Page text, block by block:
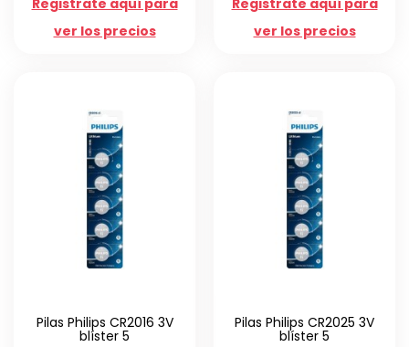
ver los precios
ver los precios
Pilas Philips CR2016 3V
blíster 5
Pilas Philips CR2025 3V
blíster 5